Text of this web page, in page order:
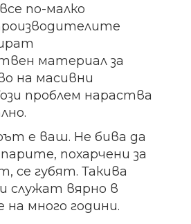
по-малко
материал за
на масивни
проблем нараства
е ваш. Не бива да
похарчени за
се губят. Такива
служат вярно в
на много години.